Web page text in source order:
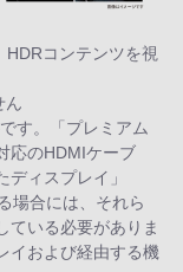
コンテンツを視
ん
す。「プレミアム
応のHDMIケーブ
ィスプレイ」
場合には、それら
ている必要がありま
イおよび経由する機